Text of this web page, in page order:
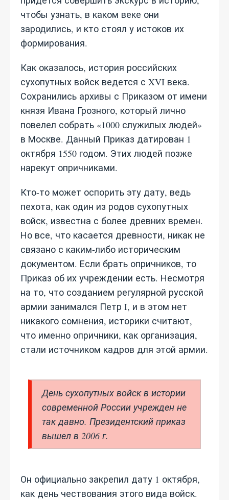
чтобы узнать, в каком веке они
зародились, и кто стоял у истоков их
формирования.
Как оказалось, история российских
сухопутных войск ведется с XVI века.
Сохранились архивы с Приказом от имени
князя Ивана Грозного, который лично
повелел собрать «1000 служилых людей»
в Москве. Данный Приказ датирован 1
октября 1550 годом. Этих людей позже
нарекут опричниками.
Кто-то может оспорить эту дату, ведь
пехота, как один из родов сухопутных
войск, известна с более древних времен.
Но все, что касается древности, никак не
связано с каким-либо историческим
документом. Если брать опричников, то
Приказ об их учреждении есть. Несмотря
на то, что созданием регулярной русской
армии занимался Петр I, и в этом нет
никакого сомнения, историки считают,
что именно опричники, как организация,
стали источником кадров для этой армии.
День сухопутных войск в истории
современной России учрежден не
так давно. Президентский приказ
вышел в 2006 г.
Он официально закрепил дату 1 октября,
как день чествования этого вида войск.